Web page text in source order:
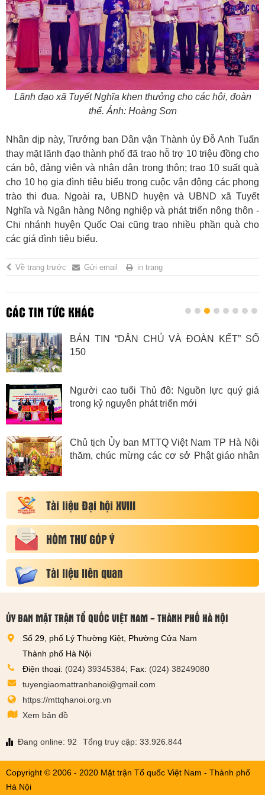
Lãnh đạo xã Tuyết Nghĩa khen thưởng cho các hội, đoàn
thể. Ảnh: Hoàng Sơn
Nhân dịp này, Trưởng ban Dân vận Thành ủy Đỗ Anh Tuấn
thay mặt lãnh đạo thành phố đã trao hỗ trợ 10 triệu đồng cho
cán bộ, đảng viên và nhân dân trong thôn; trao 10 suất quà
cho 10 họ gia đình tiêu biểu trong cuộc vận động các phong
trào thi đua. Ngoài ra, UBND huyện và UBND xã Tuyết
Nghĩa và Ngân hàng Nông nghiệp và phát triển nông thôn -
Chi nhánh huyện Quốc Oai cũng trao nhiều phần quà cho
các giá đình tiêu biểu.
Về trang trước Gửi email in trang
CÁC TIN TỨC KHÁC
BẢN TIN “DÂN CHỦ VÀ ĐOÀN KẾT” SỐ
150
Người cao tuổi Thủ đô: Nguồn lực quý giá
trong kỷ nguyên phát triển mới
Chủ tịch Ủy ban MTTQ Việt Nam TP Hà Nội
thăm, chúc mừng các cơ sở Phật giáo nhân
Tài liệu Đại hội XVIII
HÒM THƯ GÓP Ý
Tài liệu liên quan
ỦY BAN MẶT TRẬN TỔ QUỐC VIỆT NAM - THÀNH PHỐ HÀ NỘI
Số 29, phố Lý Thường Kiệt, Phường Cửa Nam
Thành phố Hà Nội
Điện thoại: (024) 39345384; Fax: (024) 38249080
tuyengiaomattranhanoi@gmail.com
https://mttqhanoi.org.vn
Xem bản đồ
Đang online: 92 Tổng truy cập: 33.926.844
Copyright © 2006 - 2020 Mặt trận Tổ quốc Việt Nam - Thành phố
Hà Nội